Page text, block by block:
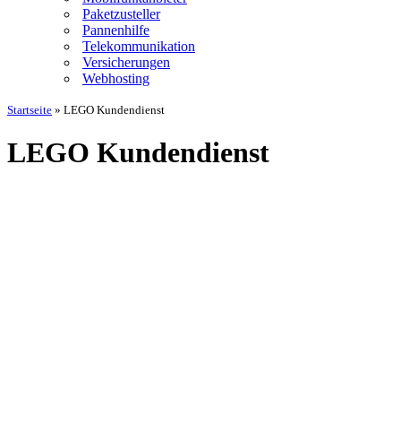
Paketzusteller
Pannenhilfe
Telekommunikation
Versicherungen
Webhosting
Startseite » LEGO Kundendienst
LEGO Kundendienst